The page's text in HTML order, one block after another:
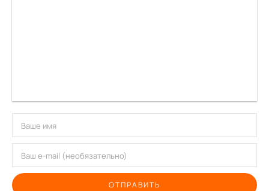
ОТПРАВИТЬ